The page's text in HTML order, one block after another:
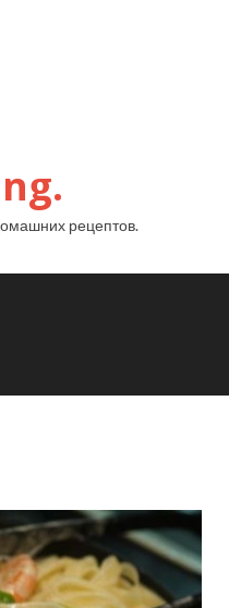
рецептов.